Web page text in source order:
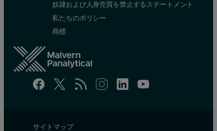
The goal of this US based manufacturing facility is to maintain
Conclusion
The zeta potential results are key to monitoring and maintaining
The Malvern Zetasizer is an important tool in generating
The Malvern Zetasizer is used daily by the operations staff
奴隷および人身売買を禁止するステートメント
私たちのポリシー
商標
サイトマップ